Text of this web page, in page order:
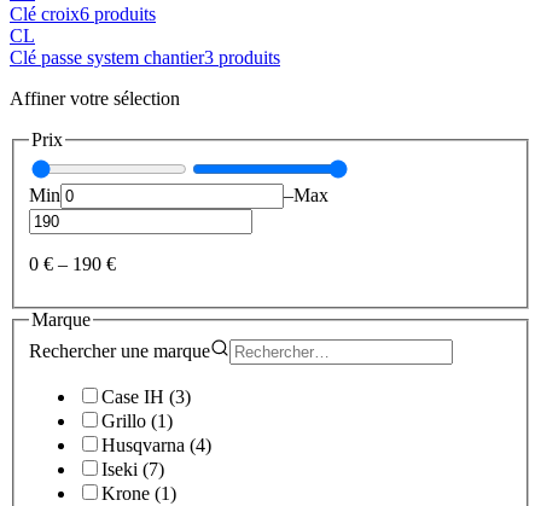
Clé croix6 produits
CL
Clé passe system chantier3 produits
Affiner votre sélection
Prix
Min –Max
0 € – 190 €
Marque
Rechercher une marque
Case IH (3)
Grillo (1)
Husqvarna (4)
Iseki (7)
Krone (1)